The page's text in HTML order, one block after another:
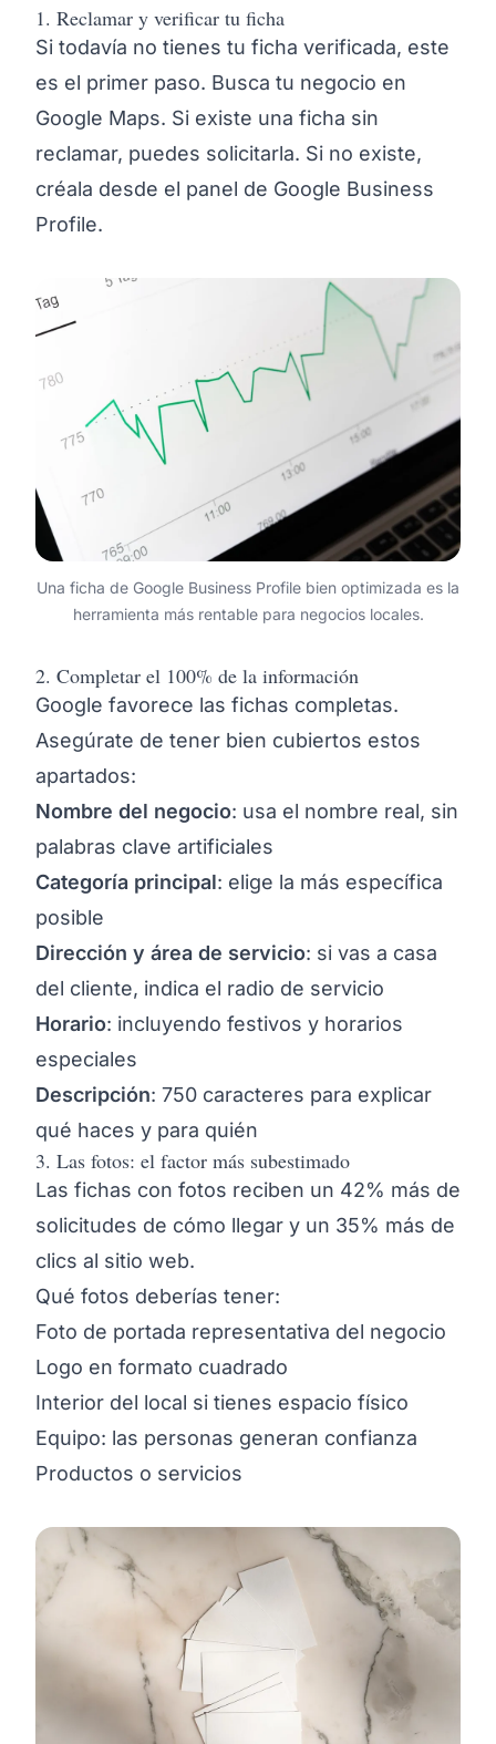
1. Reclamar y verificar tu ficha
Si todavía no tienes tu ficha verificada, este
es el primer paso. Busca tu negocio en
Google Maps. Si existe una ficha sin
reclamar, puedes solicitarla. Si no existe,
créala desde el panel de Google Business
Profile.
Una ficha de Google Business Profile bien optimizada es la
herramienta más rentable para negocios locales.
2. Completar el 100% de la información
Google favorece las fichas completas.
Asegúrate de tener bien cubiertos estos
apartados:
Nombre del negocio: usa el nombre real, sin
palabras clave artificiales
Categoría principal: elige la más específica
posible
Dirección y área de servicio: si vas a casa
del cliente, indica el radio de servicio
Horario: incluyendo festivos y horarios
especiales
Descripción: 750 caracteres para explicar
qué haces y para quién
3. Las fotos: el factor más subestimado
Las fichas con fotos reciben un 42% más de
solicitudes de cómo llegar y un 35% más de
clics al sitio web.
Qué fotos deberías tener:
Foto de portada representativa del negocio
Logo en formato cuadrado
Interior del local si tienes espacio físico
Equipo: las personas generan confianza
Productos o servicios